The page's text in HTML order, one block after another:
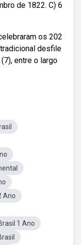
de 1822. C) 6
os 202
desfile
entre o largo
Ano
1 Ano